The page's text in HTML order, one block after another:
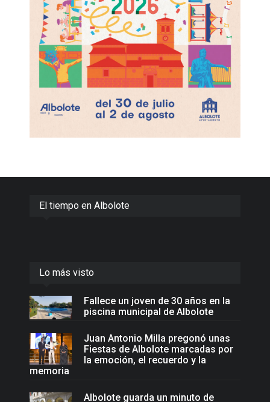
El tiempo en Albolote
Lo más visto
Fallece un joven de 30 años en la
piscina municipal de Albolote
Juan Antonio Milla pregonó unas
Fiestas de Albolote marcadas por
la emoción, el recuerdo y la
memoria
Albolote guarda un minuto de